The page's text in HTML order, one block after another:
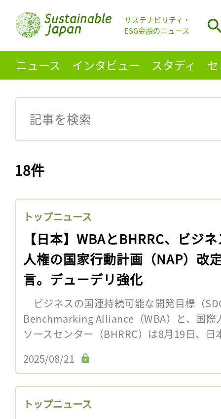
サステナビリティ・
ESG金融のニュース
ニュース インタビュー スタディ
18件
トップニュース
【日本】WBAとBHRRC、ビジ
人権の国家行動計画（NAP）改
言。デューデリ強化
ビジネスの国連持続可能な開発目標（
Benchmarking Alliance（WBA）と、国際
ソースセンター（BHRRC）は8月19日、
2025/08/21
トップニュース